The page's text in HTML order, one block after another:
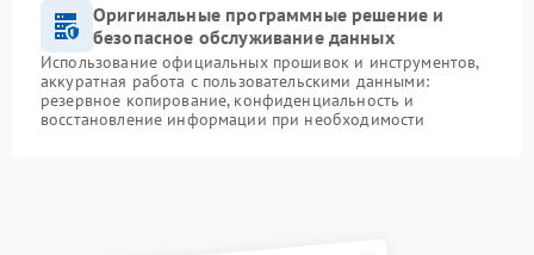
Оригинальные программные решение и
безопасное обслуживание данных
Использование официальных прошивок и инструментов,
аккуратная работа с пользовательскими данными:
резервное копирование, конфиденциальность и
восстановление информации при необходимости